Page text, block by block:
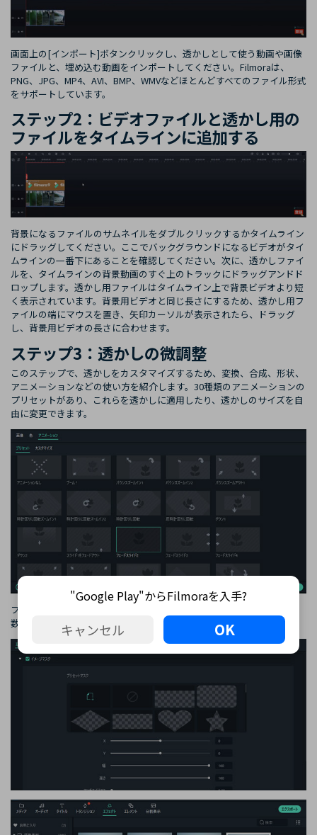
画面上の[インポート]ボタンクリックし、透かしとして使う動画や画像
ファイルと、埋め込む動画をインポートしてください。Filmoraは、
PNG、JPG、MP4、AVI、BMP、WMVなどほとんどすべてのファイル形式
をサポートしています。
ステップ2：ビデオファイルと透かし用の
ファイルをタイムラインに追加する
背景になるファイルのサムネイルをダブルクリックするかタイムライン
にドラッグしてください。ここでバックグラウンドになるビデオがタイ
ムラインの一番下にあることを確認してください。次に、透かしファイ
ルを、タイムラインの背景動画のすぐ上のトラックにドラッグアンドド
ロップします。透かし用ファイルはタイムライン上で背景ビデオより短
く表示されています。背景用ビデオと同じ長さにするため、透かし用フ
ァイルの端にマウスを置き、矢印カーソルが表示されたら、ドラッグ
し、背景用ビデオの長さに合わせます。
ステップ3：透かしの微調整
このステップで、透かしをカスタマイズするため、変換、合成、形状、
アニメーションなどの使い方を紹介します。30種類のアニメーションの
プリセットがあり、これらを透かしに適用したり、透かしのサイズを自
由に変更できます。
プリセットのマスクを使うこともできます。[エフェクト]タブにある、
数多いシェイプの中から、透かしの画像をつくることもできます。
"Google Play"からFilmoraを入手?
キャンセル OK